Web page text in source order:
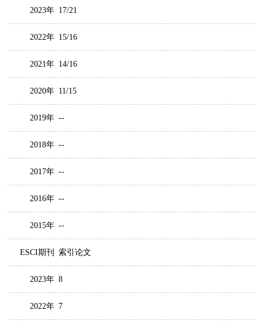
2023年 17/21
2022年 15/16
2021年 14/16
2020年 11/15
2019年 --
2018年 --
2017年 --
2016年 --
2015年 --
ESCI期刊 索引论文
2023年 8
2022年 7